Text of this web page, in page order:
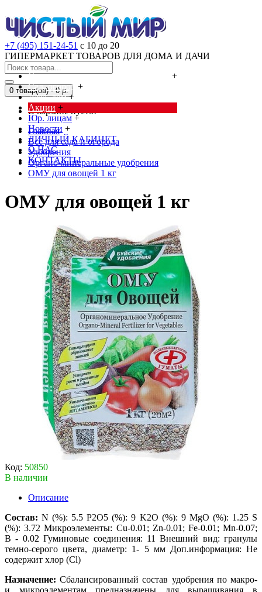
+7 (495) 151-24-51 с 10 до 20
ГИПЕРМАРКЕТ ТОВАРОВ ДЛЯ ДОМА И ДАЧИ
Cредства от насекомых и грызунов
+
Сад, огород +
Дача, дом +
Акции +
Юр. лицам +
Новости +
ЛИЧНЫЙ КАБИНЕТ
О НАС
КОНТАКТЫ
0 товар(ов) - 0 р.
В корзине пусто!
Главная
Всё для сада и огорода
Удобрения
Органо-минеральные удобрения
ОМУ для овощей 1 кг
ОМУ для овощей 1 кг
Код: 50850
В наличии
Описание
Состав: N (%): 5.5 P2O5 (%): 9 K2O (%): 9 MgO (%): 1.25 S
(%): 3.72 Микроэлементы: Cu-0.01; Zn-0.01; Fe-0.01; Mn-0.07;
В - 0.02 Гуминовые соединения: 11 Внешний вид: гранулы
темно-серого цвета, диаметр: 1- 5 мм Доп.информация: Не
содержит хлор (Cl)
Назначение: Сбалансированный состав удобрения по макро-
и микроэлементам предназначены для выращивания в